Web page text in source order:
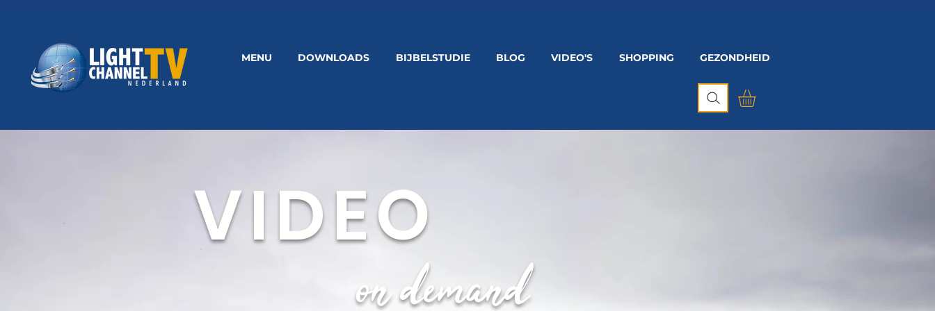
MENU DOWNLOADS BIJBELSTUDIE BLOG VIDEO'S SHOPPING GEZONDHEID
on demand
VIDEO